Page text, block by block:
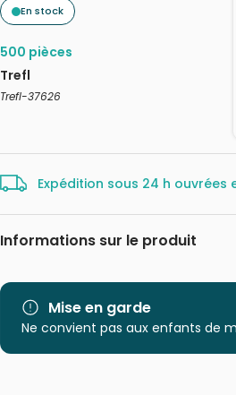
En stock
500 pièces
Trefl
Trefl-37626
Expédition sous 24 h
Informations sur le produit
Catégorie
Age
Mise en garde
Ne convient pas aux enfants de